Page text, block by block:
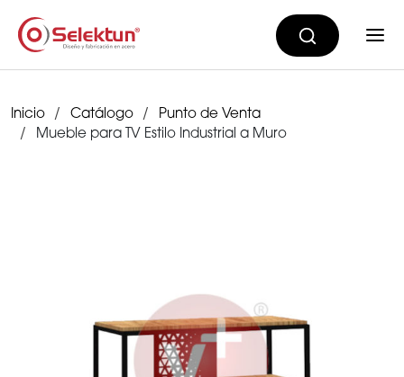
Inicio Catálogo
Punto de Venta
Mueble para TV Estilo Industrial a Muro